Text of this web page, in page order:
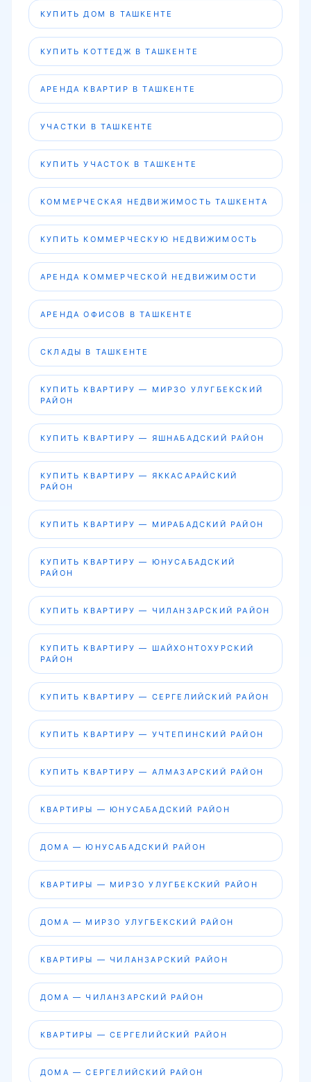
КУПИТЬ ДОМ В ТАШКЕНТЕ
КУПИТЬ КОТТЕДЖ В ТАШКЕНТЕ
АРЕНДА КВАРТИР В ТАШКЕНТЕ
УЧАСТКИ В ТАШКЕНТЕ
КУПИТЬ УЧАСТОК В ТАШКЕНТЕ
КОММЕРЧЕСКАЯ НЕДВИЖИМОСТЬ ТАШКЕНТА
КУПИТЬ КОММЕРЧЕСКУЮ НЕДВИЖИМОСТЬ
АРЕНДА КОММЕРЧЕСКОЙ НЕДВИЖИМОСТИ
АРЕНДА ОФИСОВ В ТАШКЕНТЕ
СКЛАДЫ В ТАШКЕНТЕ
КУПИТЬ КВАРТИРУ — МИРЗО УЛУГБЕКСКИЙ
РАЙОН
КУПИТЬ КВАРТИРУ — ЯШНАБАДСКИЙ РАЙОН
КУПИТЬ КВАРТИРУ — ЯККАСАРАЙСКИЙ
РАЙОН
КУПИТЬ КВАРТИРУ — МИРАБАДСКИЙ РАЙОН
КУПИТЬ КВАРТИРУ — ЮНУСАБАДСКИЙ
РАЙОН
КУПИТЬ КВАРТИРУ — ЧИЛАНЗАРСКИЙ РАЙОН
КУПИТЬ КВАРТИРУ — ШАЙХОНТОХУРСКИЙ
РАЙОН
КУПИТЬ КВАРТИРУ — СЕРГЕЛИЙСКИЙ РАЙОН
КУПИТЬ КВАРТИРУ — УЧТЕПИНСКИЙ РАЙОН
КУПИТЬ КВАРТИРУ — АЛМАЗАРСКИЙ РАЙОН
КВАРТИРЫ — ЮНУСАБАДСКИЙ РАЙОН
ДОМА — ЮНУСАБАДСКИЙ РАЙОН
КВАРТИРЫ — МИРЗО УЛУГБЕКСКИЙ РАЙОН
ДОМА — МИРЗО УЛУГБЕКСКИЙ РАЙОН
КВАРТИРЫ — ЧИЛАНЗАРСКИЙ РАЙОН
ДОМА — ЧИЛАНЗАРСКИЙ РАЙОН
КВАРТИРЫ — СЕРГЕЛИЙСКИЙ РАЙОН
ДОМА — СЕРГЕЛИЙСКИЙ РАЙОН